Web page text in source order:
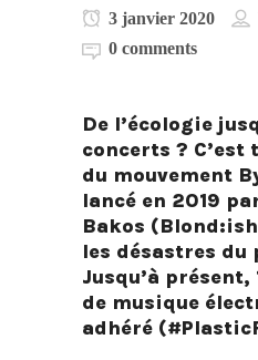
3 janvier 2020
0 comments
De l’écologie
concerts ?
du mouvement
lancé en 2019
Bakos
les désastres du
Jusqu’à
de musique
adhéré